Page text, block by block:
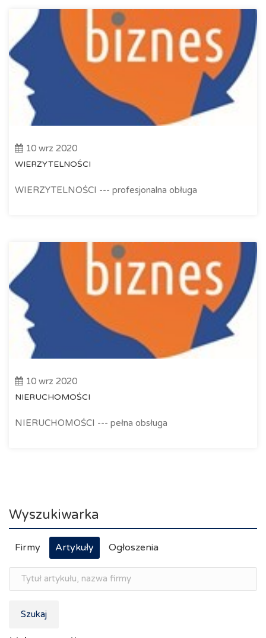
10 wrz 2020
WIERZYTELNOŚCI
WIERZYTELNOŚCI --- profesjonalna obługa
10 wrz 2020
NIERUCHOMOŚCI
NIERUCHOMOŚCI --- pełna obsługa
Wyszukiwarka
Firmy Artykuły Ogłoszenia
Szukaj